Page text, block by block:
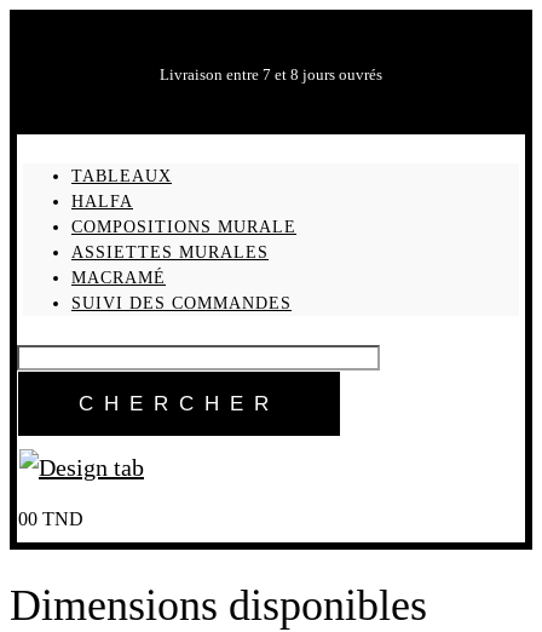
Livraison entre 7 et 8 jours ouvrés
TABLEAUX
HALFA
COMPOSITIONS MURALE
ASSIETTES MURALES
MACRAMÉ
SUIVI DES COMMANDES
00 TND
Dimensions disponibles